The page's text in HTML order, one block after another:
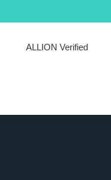
ALLION Verified